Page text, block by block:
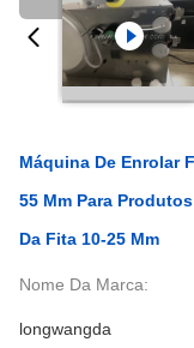
Máquina De Enrolar
55 Mm Para
Da Fita 10-25 Mm
Nome Da Marca:
longwangda